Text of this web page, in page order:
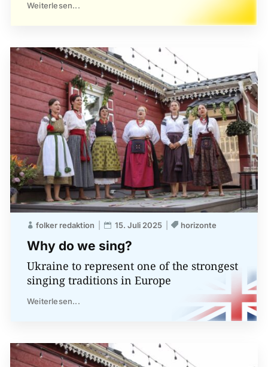
Weiterlesen...
Why do we sing?
folker redaktion 15. Juli 2025 horizonte
Ukraine to represent one of the strongest
singing traditions in Europe
Weiterlesen...